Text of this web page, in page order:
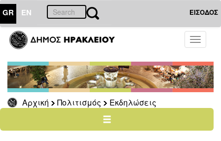
GR EN ΕΙΣΟΔΟΣ
Toggle
Αρχική Πολιτισμός Εκδηλώσεις
ΠΟΛΙΤΙΣΜΟΣ
Ηράκλειο
–
Καλοκαίρι
Φεστιβάλ